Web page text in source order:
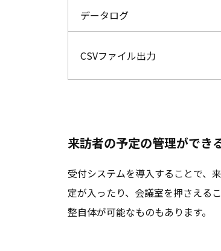
データログ
CSVファイル出力
来訪者の予定の管理ができ
受付システムを導入することで、
定が入ったり、会議室を押さえる
整自体が可能なものもあります。